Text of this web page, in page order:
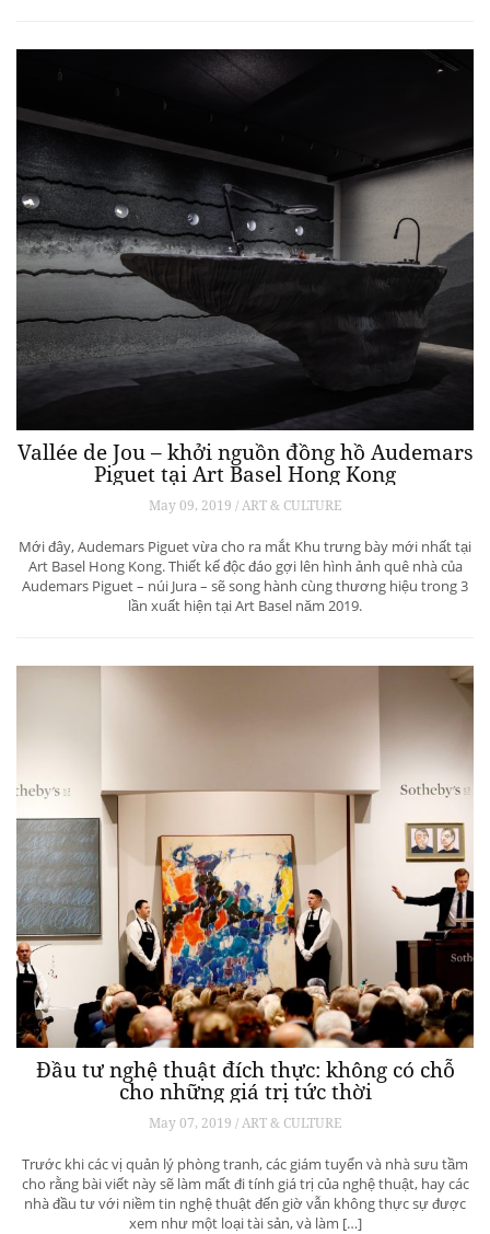
Vallée de Jou – khởi nguồn đồng hồ Audemars
Piguet tại Art Basel Hong Kong
May 09, 2019 / ART & CULTURE
Mới đây, Audemars Piguet vừa cho ra mắt Khu trưng bày mới nhất tại
Art Basel Hong Kong. Thiết kế độc đáo gợi lên hình ảnh quê nhà của
Audemars Piguet – núi Jura – sẽ song hành cùng thương hiệu trong 3
lần xuất hiện tại Art Basel năm 2019.
Đầu tư nghệ thuật đích thực: không có chỗ
cho những giá trị tức thời
May 07, 2019 / ART & CULTURE
Trước khi các vị quản lý phòng tranh, các giám tuyển và nhà sưu tầm
cho rằng bài viết này sẽ làm mất đi tính giá trị của nghệ thuật, hay các
nhà đầu tư với niềm tin nghệ thuật đến giờ vẫn không thực sự được
xem như một loại tài sản, và làm […]